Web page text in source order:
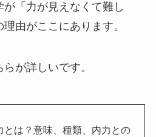
「力が見えなくて難し
由がここにあります。
が詳しいです。
とは？意味、種類、内力との